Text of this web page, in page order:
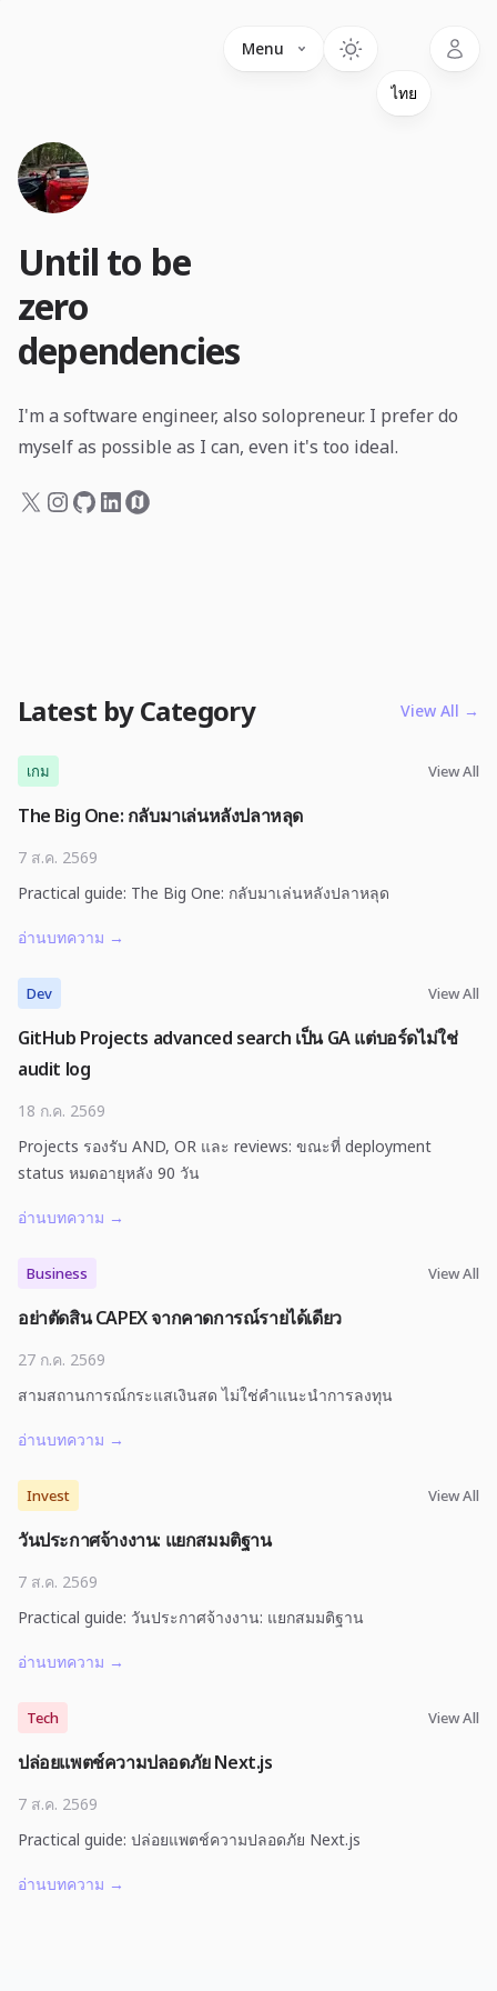
Menu Language
Until to be
zero
dependencies
I'm a software engineer, also solopreneur. I prefer do
myself as possible as I can, even it's too ideal.
Latest by Category View All →
เกม View All
The Big One: กลับมาเล่นหลังปลาหลุด
7 ส.ค. 2569
Practical guide: The Big One: กลับมาเล่นหลังปลาหลุด
อ่านบทความ →
Dev View All
GitHub Projects advanced search เป็น GA แต่บอร์ดไม่ใช่
audit log
18 ก.ค. 2569
Projects รองรับ AND, OR และ reviews: ขณะที่ deployment
status หมดอายุหลัง 90 วัน
อ่านบทความ →
Business View All
อย่าตัดสิน CAPEX จากคาดการณ์รายได้เดียว
27 ก.ค. 2569
สามสถานการณ์กระแสเงินสด ไม่ใช่คำแนะนำการลงทุน
อ่านบทความ →
Invest View All
วันประกาศจ้างงาน: แยกสมมติฐาน
7 ส.ค. 2569
Practical guide: วันประกาศจ้างงาน: แยกสมมติฐาน
อ่านบทความ →
Tech View All
ปล่อยแพตช์ความปลอดภัย Next.js
7 ส.ค. 2569
Practical guide: ปล่อยแพตช์ความปลอดภัย Next.js
อ่านบทความ →